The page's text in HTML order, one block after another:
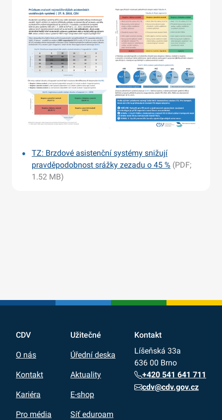
TZ: Brzdové asistenční systémy snižují
pravděpodobnost srážky zezadu o 45 % (PDF;
1.52 MB)
CDV
O nás
Kontakt
Kariéra
Pro média
Užitečné
Úřední deska
Aktuality
E-shop
Síť eduroam
Kontakt
Líšeňská 33a
636 00 Brno
+420 541 641 711
cdv@cdv.gov.cz